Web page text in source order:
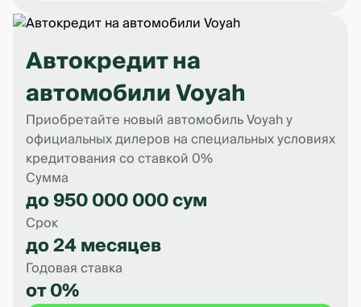
Автокредит на
автомобили Voyah
Приобретайте новый автомобиль Voyah у
официальных дилеров на специальных условиях
кредитования со ставкой 0%
Сумма
до 950 000 000 сум
Срок
до 24 месяцев
Годовая ставка
от 0%